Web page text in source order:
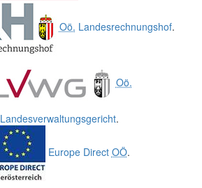
Oö. Landesrechnungshof.
Oö.
Landesverwaltungsgericht.
Europe Direct OÖ.